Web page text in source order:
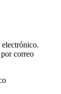
correo